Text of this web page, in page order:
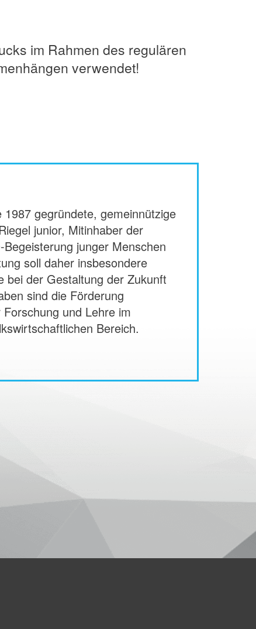
im Rahmen des regulären
verwendet!
gegründete, gemeinnützige
junior, Mitinhaber der
junger Menschen
soll daher insbesondere
bei der Gestaltung der Zukunft
sind die Förderung
und Lehre im
Bereich.